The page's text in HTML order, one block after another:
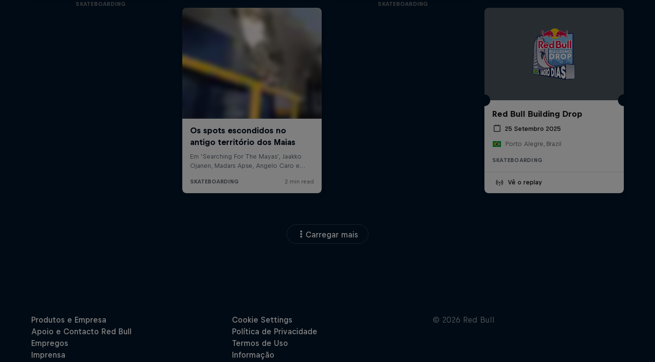
SKATEBOARDING SKATEBOARDING
Red Bull Building Drop
25 Setembro 2025
Porto Alegre, Brazil
SKATEBOARDING
Vê o replay
Carregar mais